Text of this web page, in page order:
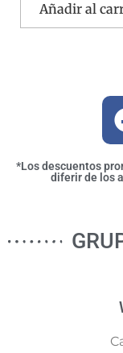
Añadir al
*Los descuentos
diferir de los